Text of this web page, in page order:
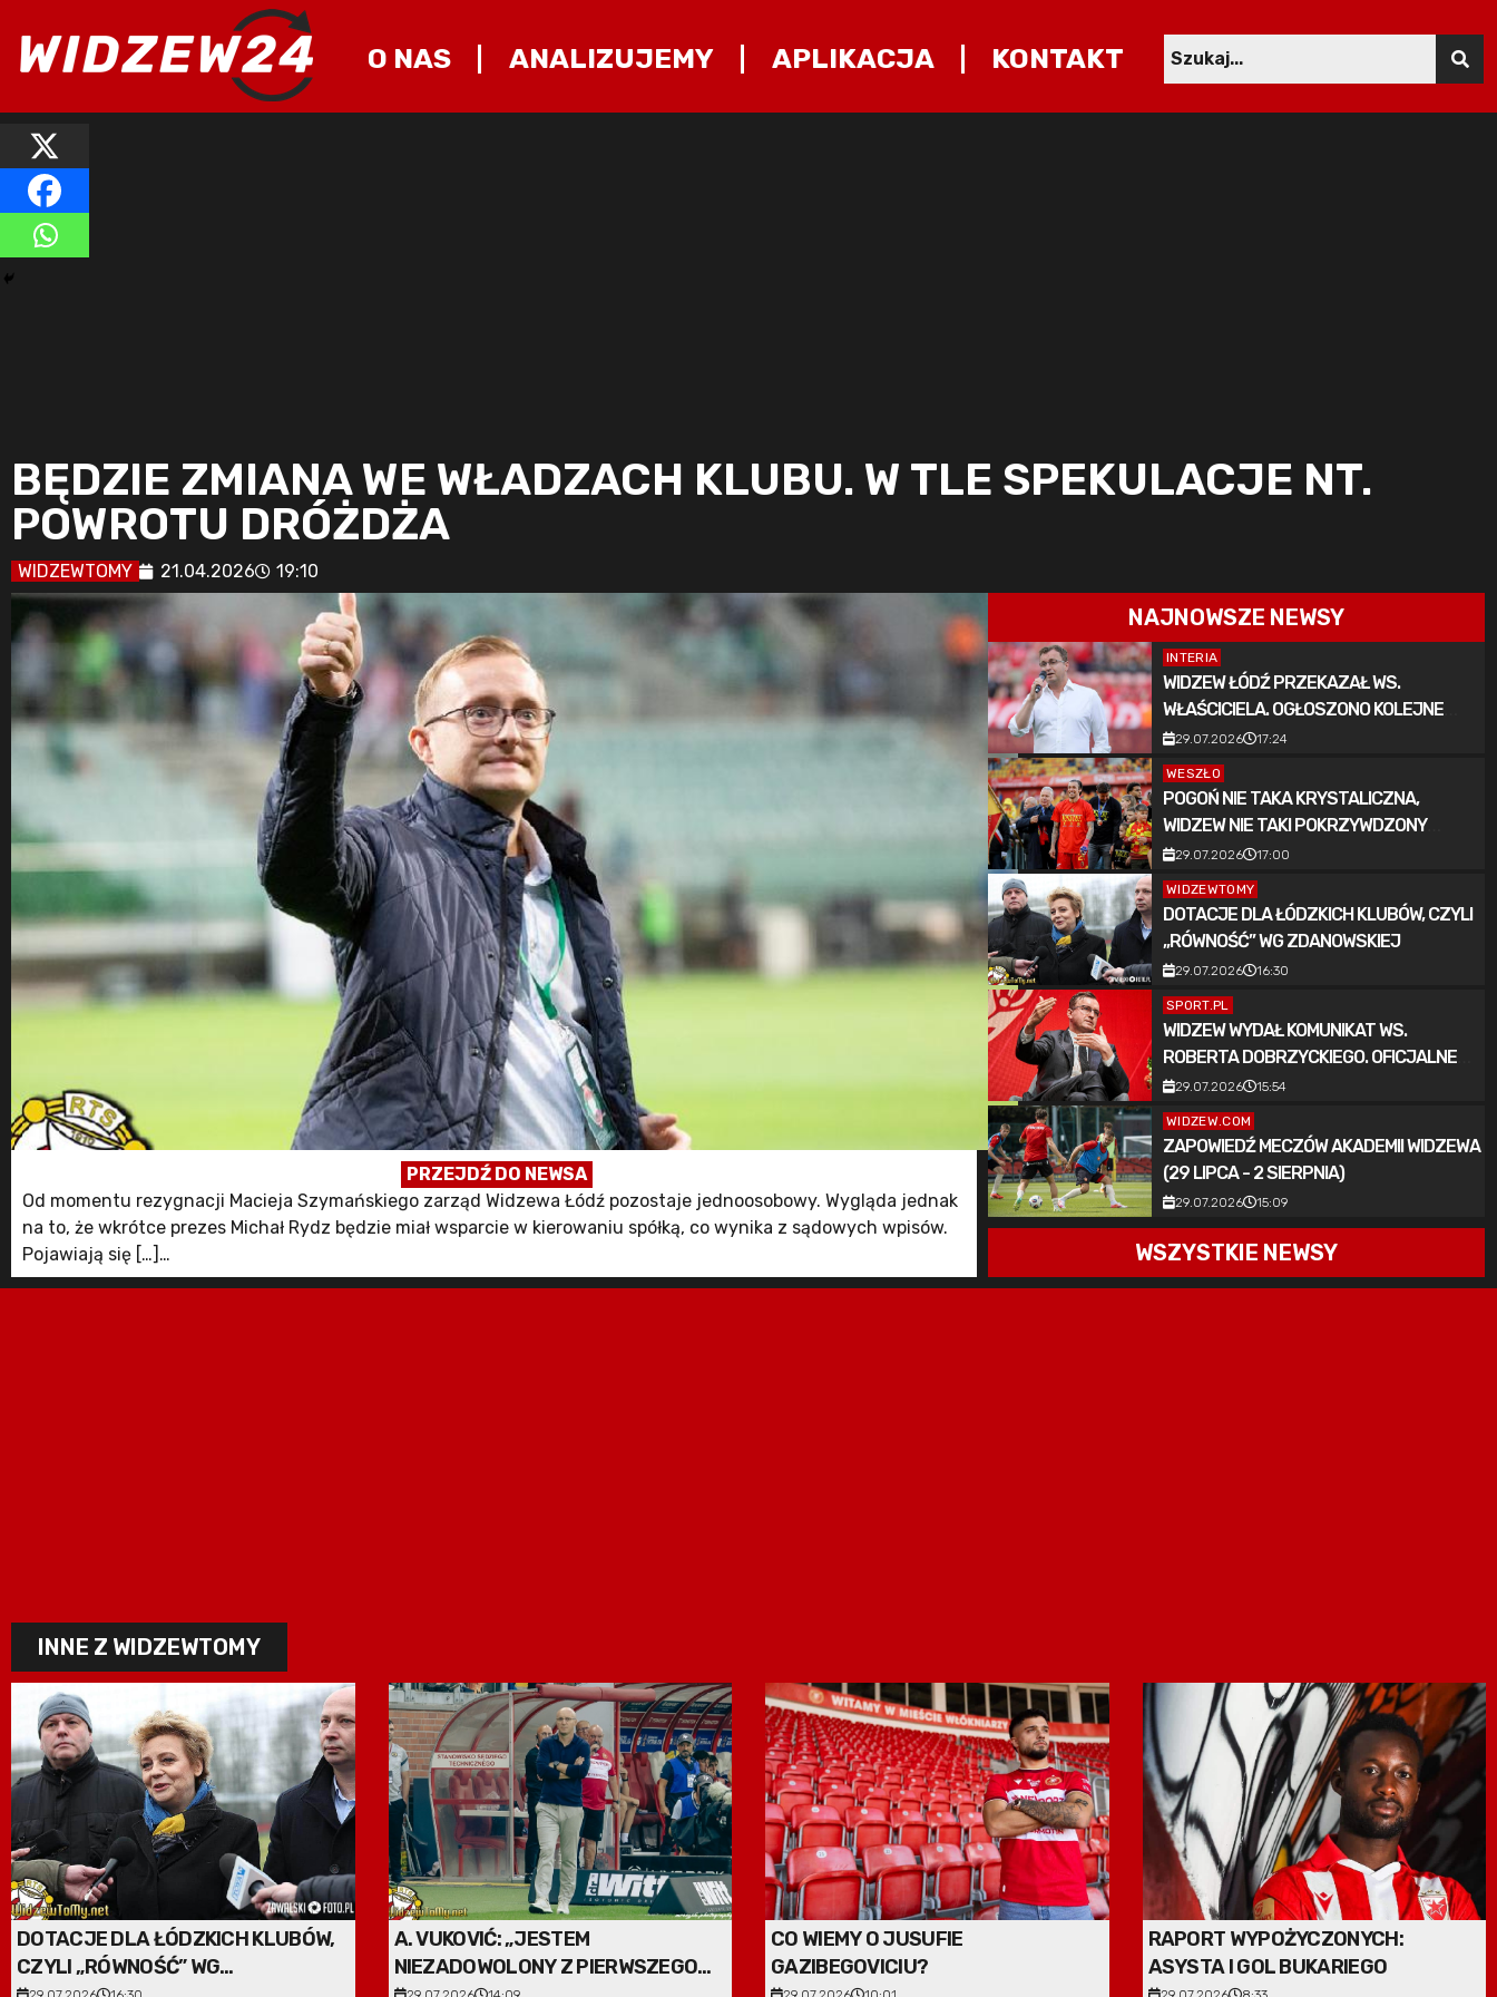
O NAS ANALIZUJEMY APLIKACJA KONTAKT
BĘDZIE ZMIANA WE WŁADZACH KLUBU. W TLE SPEKULACJE NT.
POWROTU DRÓŻDŻA
WIDZEWTOMY 21.04.2026 19:10
PRZEJDŹ DO NEWSA
Od momentu rezygnacji Macieja Szymańskiego zarząd Widzewa Łódź pozostaje jednoosobowy. Wygląda jednak
na to, że wkrótce prezes Michał Rydz będzie miał wsparcie w kierowaniu spółką, co wynika z sądowych wpisów.
Pojawiają się […]
Post Będzie zmiana we władzach klubu. W tle spekulacje nt. powrotu Dróżdża pochodz ze strony WidzewToMy -
NAJNOWSZE NEWSY
INTERIA
WIDZEW ŁÓDŹ PRZEKAZAŁ WS.
WŁAŚCICIELA. OGŁOSZONO KOLEJNE
ZMIANY
29.07.2026 17:24
WESZŁO
POGOŃ NIE TAKA KRYSTALICZNA,
WIDZEW NIE TAKI POKRZYWDZONY
[KOMENTARZ]
29.07.2026 17:00
WIDZEWTOMY
DOTACJE DLA ŁÓDZKICH KLUBÓW, CZYLI
„RÓWNOŚĆ” WG ZDANOWSKIEJ
29.07.2026 16:30
SPORT.PL
WIDZEW WYDAŁ KOMUNIKAT WS.
ROBERTA DOBRZYCKIEGO. OFICJALNE
POTWIERDZENIE
29.07.2026 15:54
WIDZEW.COM
ZAPOWIEDŹ MECZÓW AKADEMII WIDZEWA
(29 LIPCA - 2 SIERPNIA)
29.07.2026 15:09
WSZYSTKIE NEWSY
INNE Z WIDZEWTOMY
DOTACJE DLA ŁÓDZKICH KLUBÓW,
CZYLI „RÓWNOŚĆ” WG
A. VUKOVIĆ: „JESTEM
NIEZADOWOLONY Z PIERWSZEGO
CO WIEMY O JUSUFIE
GAZIBEGOVICIU?
RAPORT WYPOŻYCZONYCH:
ASYSTA I GOL BUKARIEGO